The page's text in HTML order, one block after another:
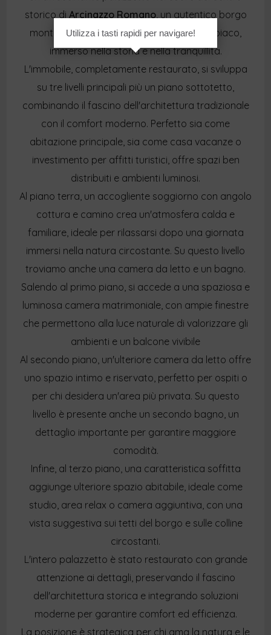
storico di Arcinazzo Romano, un autentico borgo
montano situato a pochi chilometri da Subiaco,
immerso nella storia e nella tranquillità.
L'immobile, completamente restaurato, si sviluppa
su tre livelli principali più un piano sottotetto,
combinando il fascino dell'architettura tradizionale
con il comfort moderno. Perfetto sia come
abitazione principale, sia come casa vacanze o
investimento per affitti turistici, offre spazi ben
distribuiti e ambienti luminosi.
Al piano terra, un accogliente soggiorno con angolo
cottura e camino crea un'atmosfera calda e
familiare, ideale per rilassarsi dopo una giornata
immersi nella natura circostante. Su questo livello
troviamo anche una camera da letto e un bagno.
Salendo al primo piano, si accede a una spaziosa e
luminosa camera matrimoniale, con ampie finestre
che permettono alla luce naturale di valorizzare gli
ambienti e un balcone vivibile
Al secondo piano, un'ulteriore camera da letto offre
uno spazio intimo e riservato, perfetto per ospiti o
per chi desidera un'area più privata. Su questo
livello è presente anche un secondo bagno, un
dettaglio importante per garantire maggiore
comodità.
Infine, al terzo piano, una caratteristica soffitta
aggiunge ulteriore spazio abitabile, ideale come
studio, area relax o camera aggiuntiva, con una
vista suggestiva sui tetti del borgo e sulle colline
circostanti.
L'intero palazzetto è stato restaurato con grande
attenzione ai dettagli, preservando il fascino
dell'architettura storica e integrando soluzioni
moderne per garantire comfort ed efficienza.
La posizione è strategica per chi ama la natura e le
Utilizza i tasti rapidi per navigare!